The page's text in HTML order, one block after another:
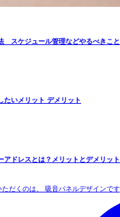
スケジュール管理などやるべきこ
たいメリット デメリット
アドレスとは？メリットとデメリット
ただくのは、 吸音パネルデザインです